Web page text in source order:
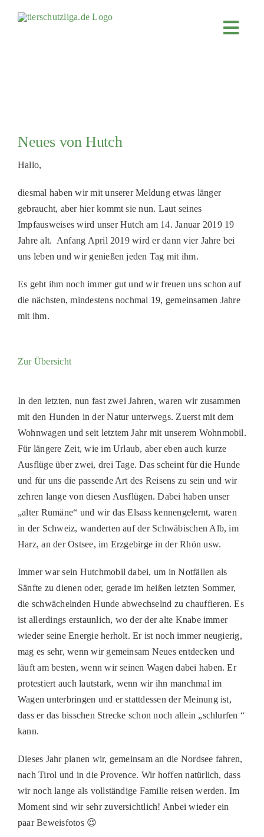
HELFER
Neues von Hutch
Hallo,
diesmal haben wir mit unserer Meldung etwas länger
gebraucht, aber hier kommt sie nun. Laut seines
Impfausweises wird unser Hutch am 14. Januar 2019 19
Jahre alt. Anfang April 2019 wird er dann vier Jahre bei
uns leben und wir genießen jeden Tag mit ihm.
Es geht ihm noch immer gut und wir freuen uns schon auf
die nächsten, mindestens nochmal 19, gemeinsamen Jahre
mit ihm.
Zur Übersicht
In den letzten, nun fast zwei Jahren, waren wir zusammen
mit den Hunden in der Natur unterwegs. Zuerst mit dem
Wohnwagen und seit letztem Jahr mit unserem Wohnmobil.
Für längere Zeit, wie im Urlaub, aber eben auch kurze
Ausflüge über zwei, drei Tage. Das scheint für die Hunde
und für uns die passende Art des Reisens zu sein und wir
zehren lange von diesen Ausflügen. Dabei haben unser
„alter Rumäne“ und wir das Elsass kennengelernt, waren
in der Schweiz, wanderten auf der Schwäbischen Alb, im
Harz, an der Ostsee, im Erzgebirge in der Rhön usw.
Immer war sein Hutchmobil dabei, um in Notfällen als
Sänfte zu dienen oder, gerade im heißen letzten Sommer,
die schwächelnden Hunde abwechselnd zu chauffieren. Es
ist allerdings erstaunlich, wo der der alte Knabe immer
wieder seine Energie herholt. Er ist noch immer neugierig,
mag es sehr, wenn wir gemeinsam Neues entdecken und
läuft am besten, wenn wir seinen Wagen dabei haben. Er
protestiert auch lautstark, wenn wir ihn manchmal im
Wagen unterbringen und er stattdessen der Meinung ist,
dass er das bisschen Strecke schon noch allein „schlurfen “
kann.
Dieses Jahr planen wir, gemeinsam an die Nordsee fahren,
nach Tirol und in die Provence. Wir hoffen natürlich, dass
wir noch lange als vollständige Familie reisen werden. Im
Moment sind wir sehr zuversichtlich! Anbei wieder ein
paar Beweisfotos 😉